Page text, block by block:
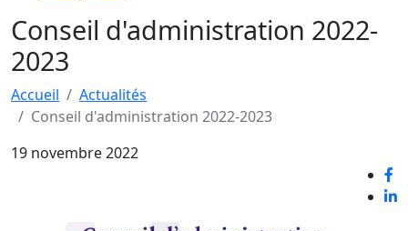
Conseil d'administration 2022-
2023
Accueil
Actualités
Conseil d'administration 2022-2023
19 novembre 2022